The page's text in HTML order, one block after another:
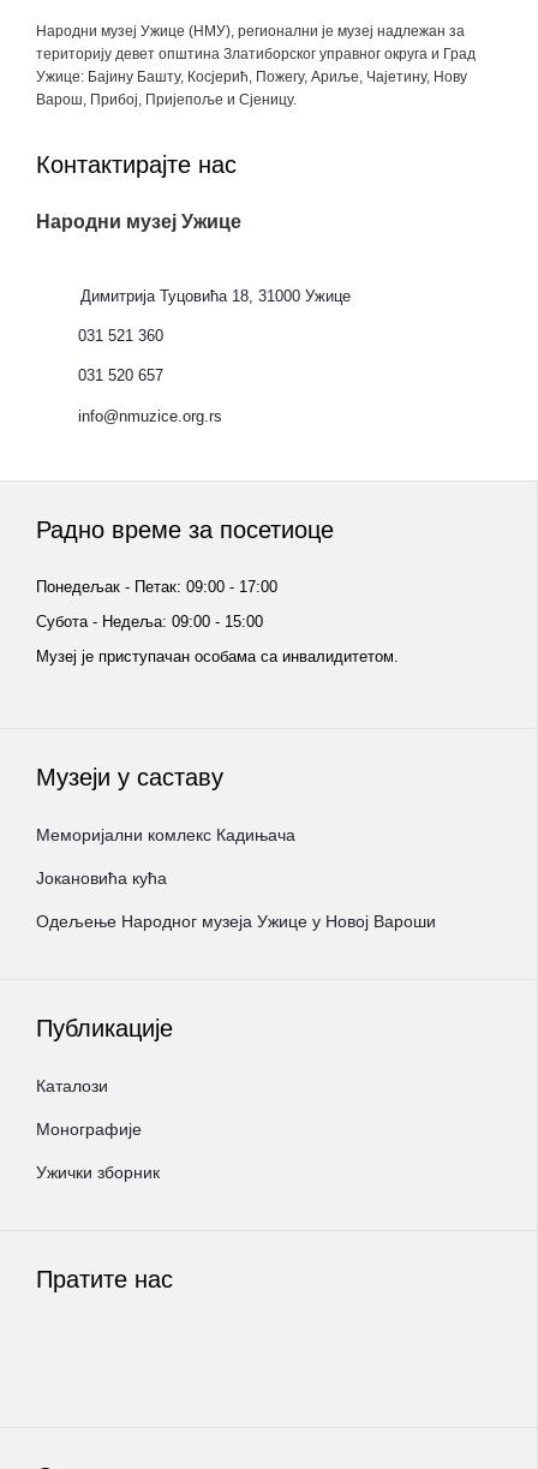
Народни музеј Ужице (НМУ), регионални je музеј надлежан за
територију девет општина Златиборског управног округа и Град
Ужице: Бајину Башту, Косјерић, Пожегу, Ариље, Чајетину, Нову
Варош, Прибој, Пријепоље и Сјеницу.
Контактирајте нас
Народни музеј Ужице
Димитрија Туцовића 18, 31000 Ужице
031 521 360
031 520 657
info@nmuzice.org.rs
Радно време за посетиоце
Понедељак - Петак: 09:00 - 17:00
Субота - Недеља: 09:00 - 15:00
Музеј је приступачан особама са инвалидитетом.
Музеји у саставу
Меморијални комлекс Кадињача
Јокановића кућа
Oдељење Народног музеја Ужице у Новој Вароши
Публикације
Каталози
Монографије
Ужички зборник
Пратите нас